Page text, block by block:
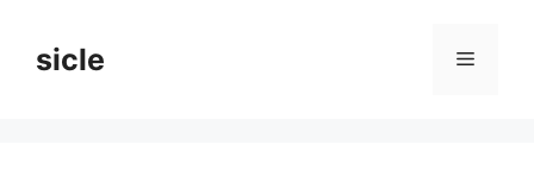
contentsicle Menu